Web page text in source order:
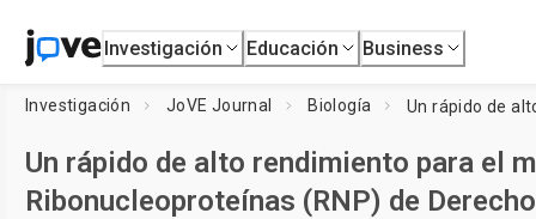
Investigación Educación Business
Investigación JoVE Journal Biología
Un rápido de alto rendimiento para el
Ribonucleoproteínas (RNP) de